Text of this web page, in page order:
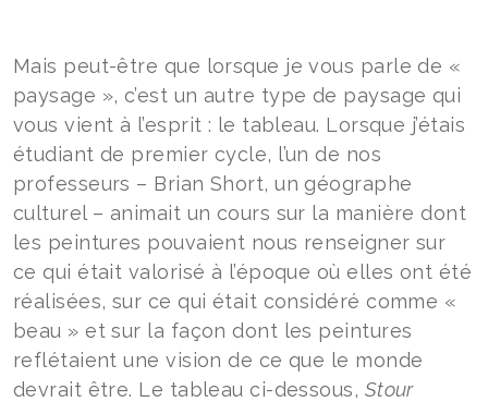
Mais peut-être que lorsque je vous parle de «
paysage », c’est un autre type de paysage qui
vous vient à l’esprit : le tableau. Lorsque j’étais
étudiant de premier cycle, l’un de nos
professeurs – Brian Short, un géographe
culturel – animait un cours sur la manière dont
les peintures pouvaient nous renseigner sur
ce qui était valorisé à l’époque où elles ont été
réalisées, sur ce qui était considéré comme «
beau » et sur la façon dont les peintures
reflétaient une vision de ce que le monde
devrait être. Le tableau ci-dessous, Stour